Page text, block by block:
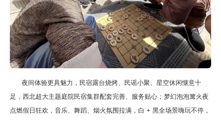
夜间体验更具魅力，民宿露台烧烤、民谣小聚、星空休闲惬意十
足，西北超大主题庭院民宿集群配套完善、服务贴心；梦幻泡泡篝火夜
点燃假日狂欢，音乐、舞蹈、烟火氛围拉满，白 + 黑全场景嗨玩不停，